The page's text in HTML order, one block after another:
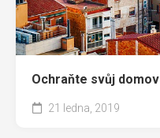
Ochraňte svůj domov
21 ledna, 2019